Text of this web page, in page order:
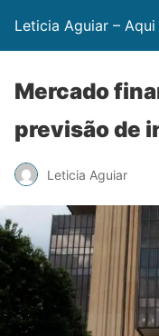
Leticia Aguiar –
Mercado
previsão de
Leticia Aguiar